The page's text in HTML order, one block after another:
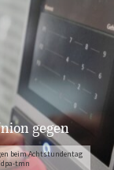
beim Achtstundentag
tmn
gegen